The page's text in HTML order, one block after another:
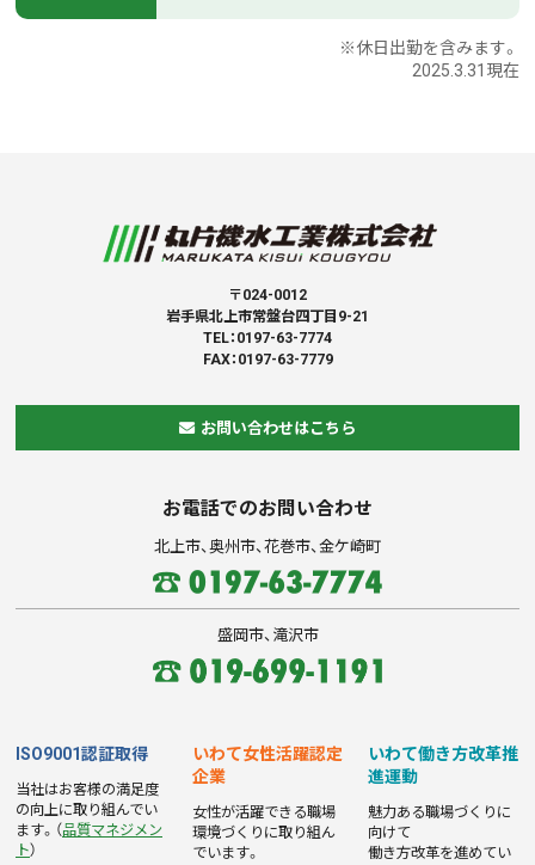
※休日出勤を含みます。
2025.3.31現在
〒024-0012
岩手県北上市常盤台四丁目9-21
TEL：0197-63-7774
FAX：0197-63-7779
お問い合わせはこちら
お電話でのお問い合わせ
北上市、奥州市、花巻市、金ケ崎町
盛岡市、滝沢市
ISO9001認証取得
当社はお客様の満足度
の向上に取り組んでい
ます。（品質マネジメン
ト）
いわて女性活躍認定
企業
女性が活躍できる職場
環境づくりに取り組ん
でいます。
いわて働き方改革推
進運動
魅力ある職場づくりに
向けて
働き方改革を進めてい